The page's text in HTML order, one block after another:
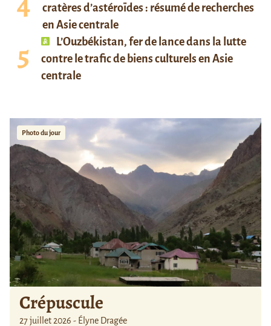
cratères d’astéroïdes : résumé de recherches
en Asie centrale
L’Ouzbékistan, fer de lance dans la lutte
contre le trafic de biens culturels en Asie
centrale
Photo du jour
Crépuscule
27 juillet 2026 - Élyne Dragée